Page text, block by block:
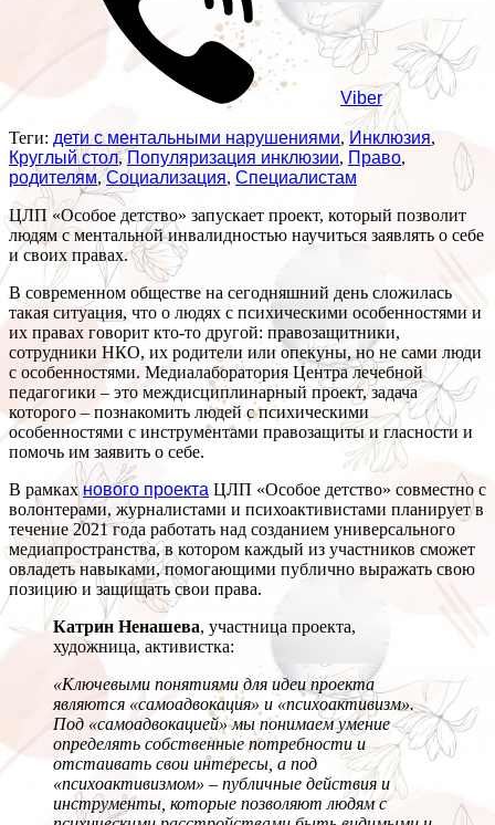
Viber
Теги: дети с ментальными нарушениями,Инклюзия,
Круглый стол,Популяризация инклюзии, Право,
родителям,Социализация, Специалистам
ЦЛП «Особое детство» запускает проект, который позволит
людям с ментальной инвалидностью научиться заявлять о себе
и своих правах.
В современном обществе на сегодняшний день сложилась
такая ситуация, что о людях с психическими особенностями и
их правах говорит кто-то другой: правозащитники,
сотрудники НКО, их родители или опекуны, но не сами люди
с особенностями. Медиалаборатория Центра лечебной
педагогики – это междисциплинарный проект, задача
которого – познакомить людей с психическими
особенностями с инструментами правозащиты и гласности и
помочь им заявить о себе.
В рамкахнового проекта ЦЛП «Особое детство» совместно с
волонтерами, журналистами и психоактивистами планирует в
течение 2021 года работать над созданием универсального
медиапространства, в котором каждый из участников сможет
овладеть навыками, помогающими публично выражать свою
позицию и защищать свои права.
Катрин Ненашева, участница проекта,
художница, активистка:
«Ключевыми понятиями для идеи проекта
являются «самоадвокация» и «психоактивизм».
Под «самоадвокацией» мы понимаем умение
определять собственные потребности и
отстаивать свои интересы, а под
«психоактивизмом» – публичные действия и
инструменты, которые позволяют людям с